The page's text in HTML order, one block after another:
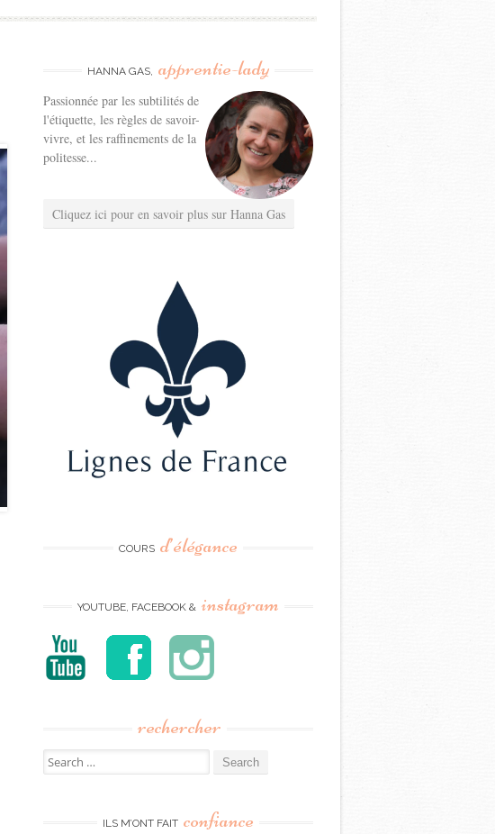
HANNA GAS, apprentie-lady
Passionnée par les subtilités de
l'étiquette, les règles de savoir-
vivre, et les raffinements de la
politesse...
Cliquez ici pour en savoir plus sur Hanna Gas
COURS d’élégance
YOUTUBE, FACEBOOK & instagram
rechercher
Search
for:
ILS M’ONT FAIT confiance